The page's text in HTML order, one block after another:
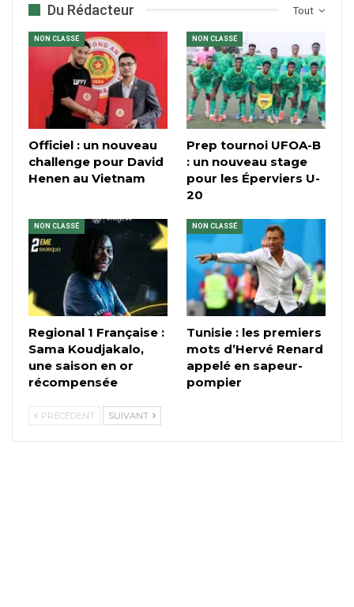
Tout
Du Rédacteur
NON CLASSÉ
Officiel : un nouveau
challenge pour David
Henen au Vietnam
NON CLASSÉ
Prep tournoi UFOA-B
: un nouveau stage
pour les Éperviers U-
20
NON CLASSÉ
Regional 1 Française :
Sama Koudjakalo,
une saison en or
récompensée
NON CLASSÉ
Tunisie : les premiers
mots d’Hervé Renard
appelé en sapeur-
pompier
PRÉCÉDENT SUIVANT